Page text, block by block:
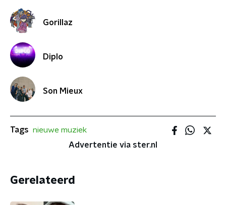
Gorillaz
Diplo
Son Mieux
Tags nieuwe muziek
Advertentie via ster.nl
Gerelateerd